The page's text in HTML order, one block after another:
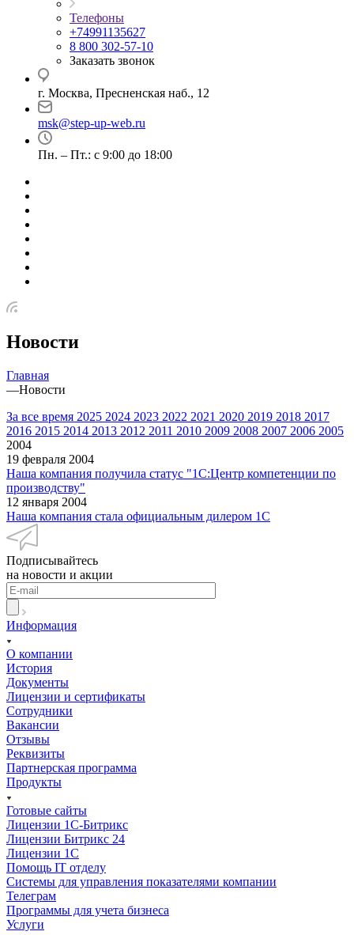
Телефоны
+74991135627
8 800 302-57-10
Заказать звонок
г. Москва, Пресненская наб., 12
msk@step-up-web.ru
Пн. – Пт.: с 9:00 до 18:00
Новости
Главная
—Новости
За все время 2025 2024 2023 2022 2021 2020 2019 2018 2017
2016 2015 2014 2013 2012 2011 2010 2009 2008 2007 2006 2005
2004
19 февраля 2004
Наша компания получила статус "1С:Центр компетенции по
производству"
12 января 2004
Наша компания стала официальным дилером 1С
Подписывайтесь
на новости и акции
Информация
О компании
История
Документы
Лицензии и сертификаты
Сотрудники
Вакансии
Отзывы
Реквизиты
Партнерская программа
Продукты
Готовые сайты
Лицензии 1С-Битрикс
Лицензии Битрикс 24
Лицензии 1С
Помощь IT отделу
Системы для управления показателями компании
Телеграм
Программы для учета бизнеса
Услуги